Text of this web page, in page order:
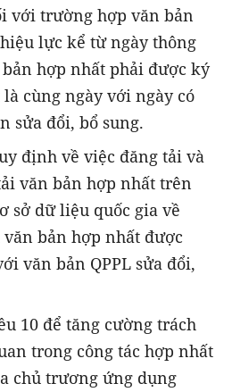
với trường hợp văn bản
lực kể từ ngày thông
hợp nhất phải được ký
cùng ngày với ngày có
sửa đổi, bổ sung.
định về việc đăng tải và
văn bản hợp nhất trên
sở dữ liệu quốc gia về
bản hợp nhất được
văn bản QPPL sửa đổi,
10 để tăng cường trách
trong công tác hợp nhất
chủ trương ứng dụng